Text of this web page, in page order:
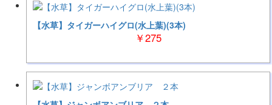
【水草】タイガーハイグロ(水上葉)(3本)
￥275